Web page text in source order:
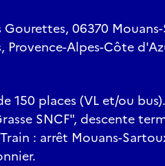
06370
Provence-Alpes-Côte
150 places (VL et/ou
SNCF", descente
: arrêt Mouans-